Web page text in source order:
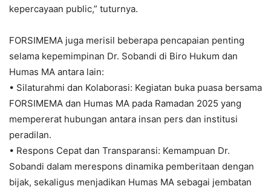
kepercayaan public,” tuturnya.
FORSIMEMA juga merisil beberapa pencapaian penting
selama kepemimpinan Dr. Sobandi di Biro Hukum dan
Humas MA antara lain:
• Silaturahmi dan Kolaborasi: Kegiatan buka puasa bersama
FORSIMEMA dan Humas MA pada Ramadan 2025 yang
mempererat hubungan antara insan pers dan institusi
peradilan.
• Respons Cepat dan Transparansi: Kemampuan Dr.
Sobandi dalam merespons dinamika pemberitaan dengan
bijak, sekaligus menjadikan Humas MA sebagai jembatan